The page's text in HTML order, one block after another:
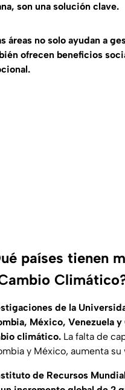
son una solución clave.
áreas no solo ayudan a
ofrecen beneficios
países tienen
de la
México, Venezuela
climático. La falta de
y México, aumenta
de Recursos